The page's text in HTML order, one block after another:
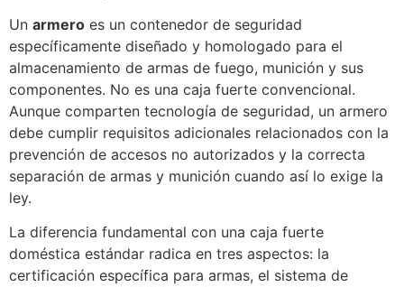
Un armero es un contenedor de seguridad
específicamente diseñado y homologado para el
almacenamiento de armas de fuego, munición y sus
componentes. No es una caja fuerte convencional.
Aunque comparten tecnología de seguridad, un armero
debe cumplir requisitos adicionales relacionados con la
prevención de accesos no autorizados y la correcta
separación de armas y munición cuando así lo exige la
ley.
La diferencia fundamental con una caja fuerte
doméstica estándar radica en tres aspectos: la
certificación específica para armas, el sistema de